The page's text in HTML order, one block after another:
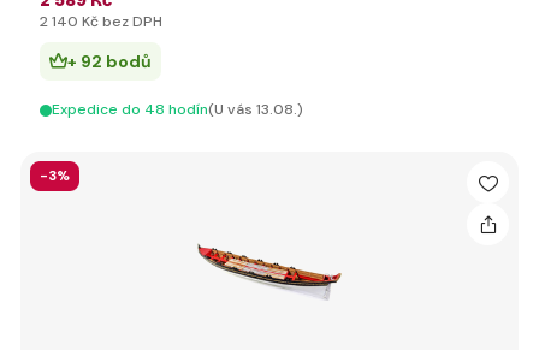
2 140 Kč bez DPH
+ 92 bodů
Expedice do 48 hodín(U vás 13.08.)
-3%